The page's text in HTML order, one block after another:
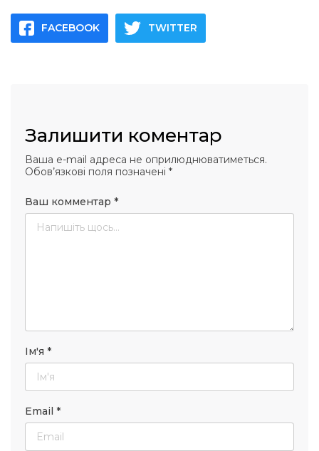
FACEBOOK TWITTER
Залишити коментар
Ваша e-mail адреса не оприлюднюватиметься.
Обов’язкові поля позначені *
Ваш комментар *
Ім'я *
Email *